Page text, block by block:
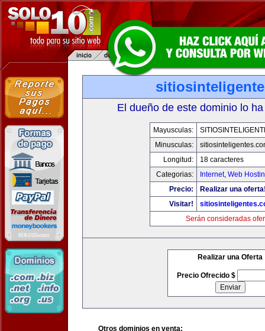
El dueño de este dominio lo
Mayusculas:
Minusculas:
Longitud:
18 caracteres
Categorias:
Internet, Web
Precio:
Realizar una
Visitar!
Serán consideradas
Realizar una Oferta
Precio Ofrecido $
Otros dominios en venta: